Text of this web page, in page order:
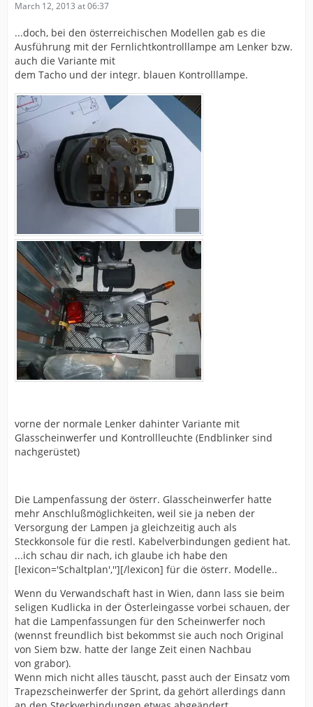
March 12, 2013 at 06:37
...doch, bei den österreichischen Modellen gab es die
Ausführung mit der Fernlichtkontrolllampe am Lenker bzw.
auch die Variante mit
dem Tacho und der integr. blauen Kontrolllampe.
vorne der normale Lenker dahinter Variante mit
Glasscheinwerfer und Kontrollleuchte (Endblinker sind
nachgerüstet)
Die Lampenfassung der österr. Glasscheinwerfer hatte
mehr Anschlußmöglichkeiten, weil sie ja neben der
Versorgung der Lampen ja gleichzeitig auch als
Steckkonsole für die restl. Kabelverbindungen gedient hat.
...ich schau dir nach, ich glaube ich habe den
[lexicon='Schaltplan',''][/lexicon] für die österr. Modelle..
Wenn du Verwandschaft hast in Wien, dann lass sie beim
seligen Kudlicka in der Österleingasse vorbei schauen, der
hat die Lampenfassungen für den Scheinwerfer noch
(wennst freundlich bist bekommst sie auch noch Original
von Siem bzw. hatte der lange Zeit einen Nachbau
von grabor).
Wenn mich nicht alles täuscht, passt auch der Einsatz vom
Trapezscheinwerfer der Sprint, da gehört allerdings dann